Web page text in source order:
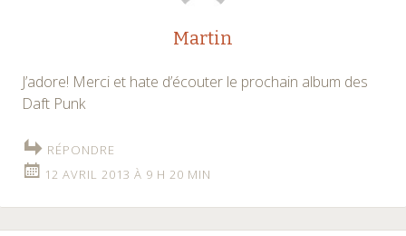
Martin
J’adore! Merci et hate d’écouter le prochain album des
Daft Punk
RÉPONDRE
12 AVRIL 2013 À 9 H 20 MIN